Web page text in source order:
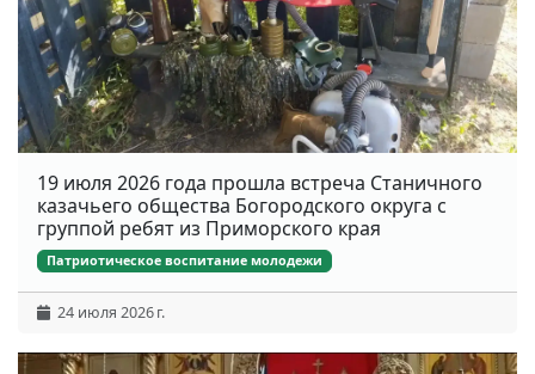
19 июля 2026 года прошла встреча Станичного
казачьего общества Богородского округа с
группой ребят из Приморского края
Патриотическое воспитание молодежи
24 июля 2026 г.